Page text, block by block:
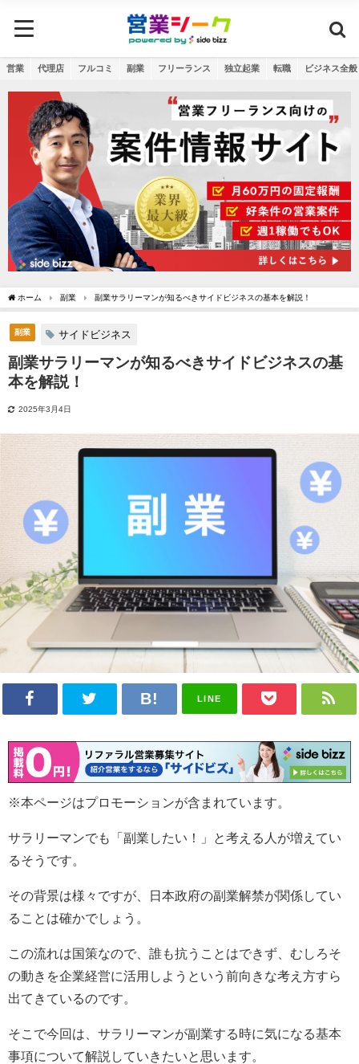
営業 代理店 フルコミ 副業 フリーランス 独立起業 転職 ビジネス全般
ホーム 副業 副業サラリーマンが知るべきサイドビジネスの基本を解説！
副業 サイドビジネス
副業サラリーマンが知るべきサイドビジネスの基
本を解説！
2025年3月4日
LINE
※本ページはプロモーションが含まれています。
サラリーマンでも「副業したい！」と考える人が増えてい
るそうです。
その背景は様々ですが、日本政府の副業解禁が関係してい
ることは確かでしょう。
この流れは国策なので、誰も抗うことはできず、むしろそ
の動きを企業経営に活用しようという前向きな考え方すら
出てきているのです。
そこで今回は、サラリーマンが副業する時に気になる基本
事項について解説していきたいと思います。